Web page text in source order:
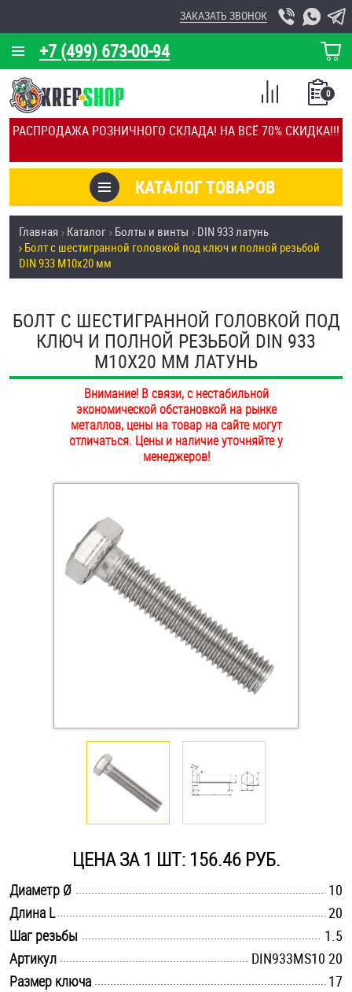
РАСПРОДАЖА РОЗНИЧНОГО СКЛАДА! НА ВСЁ 70% СКИДКА!!!
+7 (499) 673-00-94
ЗАКАЗАТЬ ЗВОНОК
КОРЗИНА
О КОМПАНИИ
КАЛЬКУЛЯТОР
ОТЗЫВЫ
УСЛУГИ
СКИДКИ
ПОКУПАТЕЛЯМ
ОПЛАТА И ДОСТАВКА
НАШИ МАГАЗИНЫ
КАТАЛОГ ТОВАРОВ
0
СПИСОК
СРАВНЕНИЕ
Товары со скидкой
Анкеры
Болты и винты
Втулки
Заклепки (Гайки-Заклепки)
Крюки, кольца с метрической резьбой
Крюки, кольца с шурупной резьбой
Оснастка и аксессуары для яхт
Саморезы и шурупы
Стопорные кольца
Такелаж
Хомуты
Главная Каталог Болты и винты
DIN 933 латунь
Болт с шестигранной головкой под ключ и полной резьбой
DIN 933 М10х20 мм
БОЛТ С ШЕСТИГРАННОЙ ГОЛОВКОЙ ПОД
КЛЮЧ И ПОЛНОЙ РЕЗЬБОЙ DIN 933
М10Х20 ММ ЛАТУНЬ
Внимание! В связи, с нестабильной
экономической обстановкой на рынке
металлов, цены на товар на сайте могут
отличаться. Цены и наличие уточняйте у
менеджеров!
ЦЕНА ЗА 1 ШТ: 156.46 РУБ.
Диаметр Ø
10
Длина L
20
Шаг резьбы
1.5
Артикул
DIN933MS10 20
Размер ключа
17